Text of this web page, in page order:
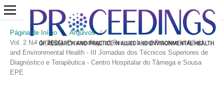
Página de Início / Arquivos
/
Vol. 2 N.º 1 (2024): Proceedings of Research and Practice in Allied
and Environmental Health - III Jornadas dos Técnicos Superiores de
Diagnóstico e Terapêutica - Centro Hospitalar do Tâmega e Sousa
EPE